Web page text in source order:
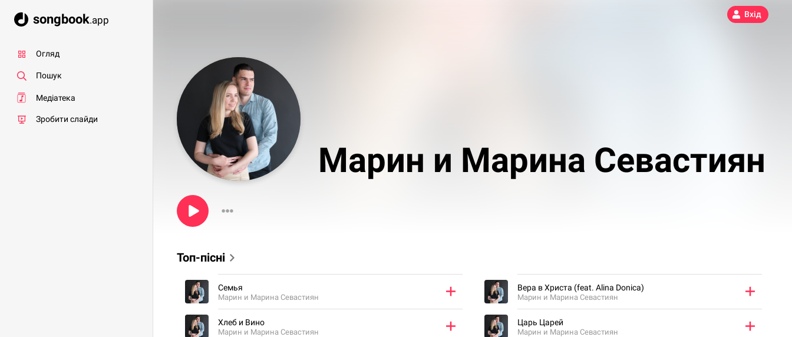
songbook.app
Огляд
Пошук
Медіатека
Зробити слайди
Вхід
Марин и Марина Севастиян
Топ-пісні
Семья
Марин и Марина Севастиян
Хлеб и Вино
Марин и Марина Севастиян
Вера в Христа (feat. Alina Donica)
Марин и Марина Севастиян
Царь Царей
Марин и Марина Севастиян